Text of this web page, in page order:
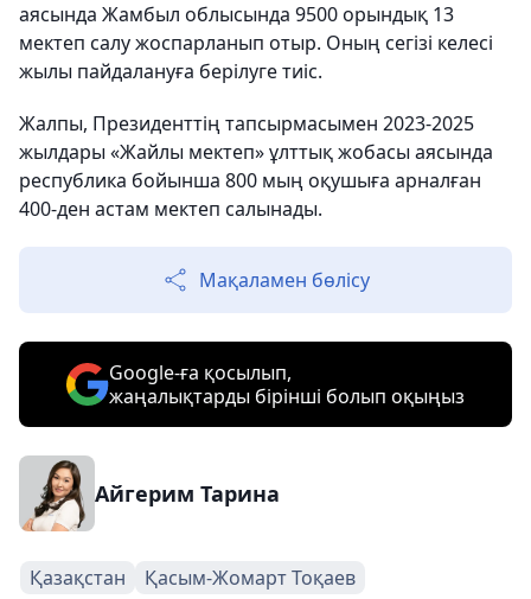
аясында Жамбыл облысында 9500 орындық 13
мектеп салу жоспарланып отыр. Оның сегізі келесі
жылы пайдалануға берілуге тиіс.
Жалпы, Президенттің тапсырмасымен 2023-2025
жылдары «Жайлы мектеп» ұлттық жобасы аясында
республика бойынша 800 мың оқушыға арналған
400-ден астам мектеп салынады.
Мақаламен бөлісу
Google-ға қосылып,
жаңалықтарды бірінші болып оқыңыз
Айгерим Тарина
Қазақстан Қасым-Жомарт Тоқаев